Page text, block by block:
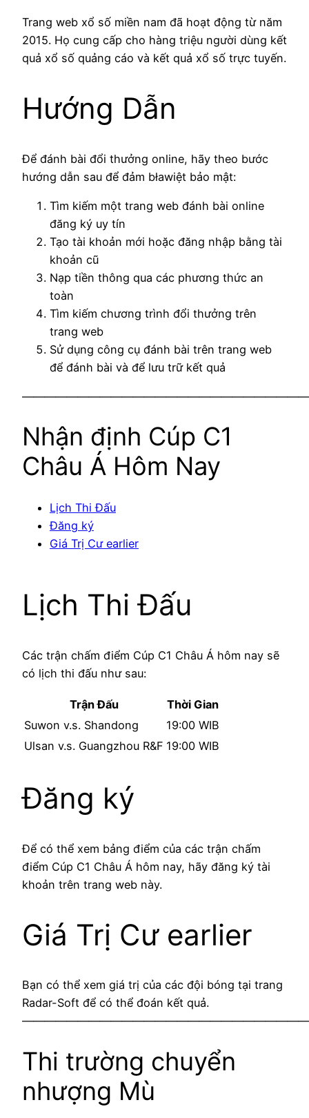
Trang web xổ số miền nam đã hoạt động từ năm
2015. Họ cung cấp cho hàng triệu người dùng kết
quả xổ số quảng cáo và kết quả xổ số trực tuyến.
Hướng Dẫn
Để đánh bài đổi thưởng online, hãy theo bước
hướng dẫn sau để đảm bławiệt bảo mật:
Tìm kiếm một trang web đánh bài online
đăng ký uy tín
Tạo tài khoản mới hoặc đăng nhập bằng tài
khoản cũ
Nạp tiền thông qua các phương thức an
toàn
Tìm kiếm chương trình đổi thưởng trên
trang web
Sử dụng công cụ đánh bài trên trang web
để đánh bài và để lưu trữ kết quả
Nhận định Cúp C1
Châu Á Hôm Nay
Lịch Thi Đấu
Đăng ký
Giá Trị Cư earlier
Lịch Thi Đấu
Các trận chấm điểm Cúp C1 Châu Á hôm nay sẽ
có lịch thi đấu như sau:
Trận Đấu
Thời Gian
Suwon v.s. Shandong
19:00 WIB
Ulsan v.s. Guangzhou R&F 19:00 WIB
Đăng ký
Để có thể xem bảng điểm của các trận chấm
điểm Cúp C1 Châu Á hôm nay, hãy đăng ký tài
khoản trên trang web này.
Giá Trị Cư earlier
Bạn có thể xem giá trị của các đội bóng tại trang
Radar-Soft để có thể đoán kết quả.
Thi trường chuyển
nhượng Mù